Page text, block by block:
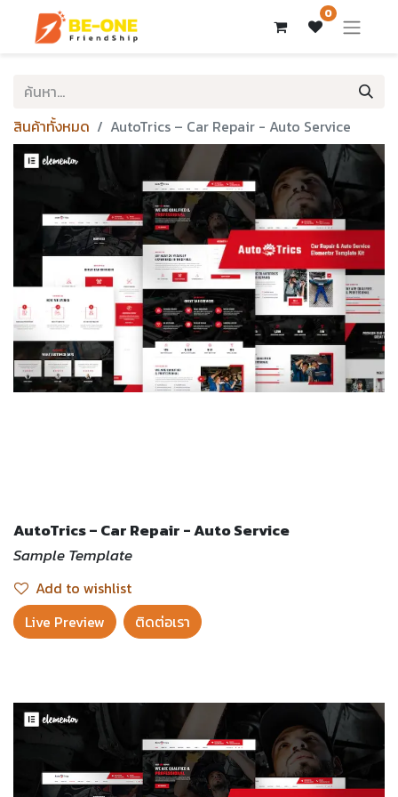
0
สินค้าทั้งหมด AutoTrics – Car Repair - Auto Service
AutoTrics – Car Repair - Auto Service
Sample Template
Add to wishlist
Live Preview​
ติดต่อเรา